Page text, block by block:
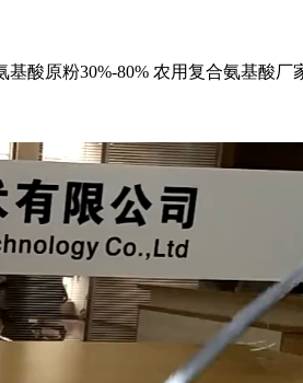
基酸原粉30%-80% 农用复合氨基酸